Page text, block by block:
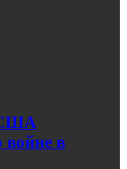
США
войне в